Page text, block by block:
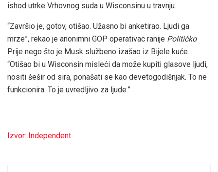
ishod utrke Vrhovnog suda u Wisconsinu u travnju.
“Završio je, gotov, otišao. Užasno bi anketirao. Ljudi ga
mrze”, rekao je anonimni GOP operativac ranije Političko
Prije nego što je Musk službeno izašao iz Bijele kuće.
“Otišao bi u Wisconsin misleći da može kupiti glasove ljudi,
nositi šešir od sira, ponašati se kao devetogodišnjak. To ne
funkcionira. To je uvredljivo za ljude.”
Izvor: Independent